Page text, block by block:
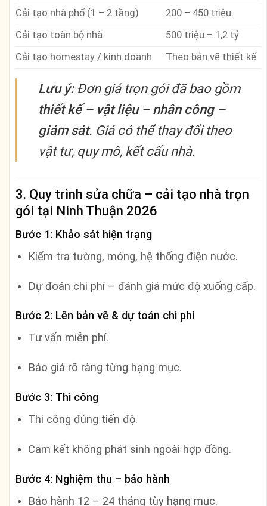
Cải tạo nhà phố (1 – 2 tầng)
200 – 450 triệu
Cải tạo toàn bộ nhà
500 triệu – 1,2 tỷ
Cải tạo homestay / kinh doanh
Theo bản vẽ thiết kế
Lưu ý:Đơn giá trọn gói đã bao gồm
thiết kế – vật liệu – nhân công –
giám sát. Giá có thể thay đổi theo
vật tư, quy mô, kết cấu nhà.
3. Quy trình sửa chữa – cải tạo nhà trọn
gói tại Ninh Thuận 2026
Bước 1: Khảo sát hiện trạng
Kiểm tra tường, móng, hệ thống điện nước.
Dự đoán chi phí – đánh giá mức độ xuống cấp.
Bước 2: Lên bản vẽ & dự toán chi phí
Tư vấn miễn phí.
Báo giá rõ ràng từng hạng mục.
Bước 3: Thi công
Thi công đúng tiến độ.
Cam kết không phát sinh ngoài hợp đồng.
Bước 4: Nghiệm thu – bảo hành
Bảo hành 12 – 24 tháng tùy hạng mục.